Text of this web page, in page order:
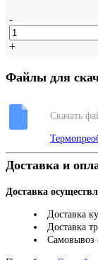
-
+
Файлы для
Скачать
Доставка и
Доставка
Доставка
Доставка
Самовывоз